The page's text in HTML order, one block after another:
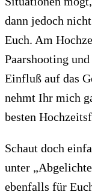
dann jedoch
Euch. Am
Paarshooting
Einfluß auf das
nehmt Ihr mich
besten
Schaut doch
unter
ebenfalls für